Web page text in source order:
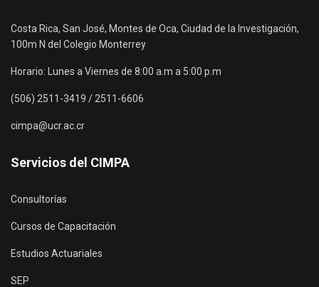
Costa Rica, San José, Montes de Oca, Ciudad de la Investigación,
100m N del Colegio Monterrey
Horario: Lunes a Viernes de 8:00 a.m a 5:00 p.m
(506) 2511-3419 / 2511-6606
cimpa@ucr.ac.cr
Servicios del CIMPA
Consultorías
Cursos de Capacitación
Estudios Actuariales
SEP